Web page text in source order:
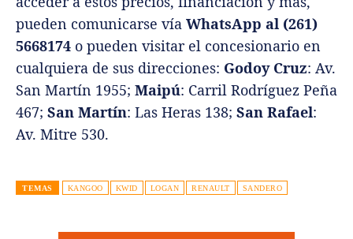
pueden comunicarse vía WhatsApp al (261)
5668174 o pueden visitar el concesionario en
cualquiera de sus direcciones: Godoy Cruz: Av.
San Martín 1955; Maipú: Carril Rodríguez Peña
467; San Martín: Las Heras 138; San Rafael:
Av. Mitre 530.
TEMAS KANGOO KWID LOGAN RENAULT SANDERO